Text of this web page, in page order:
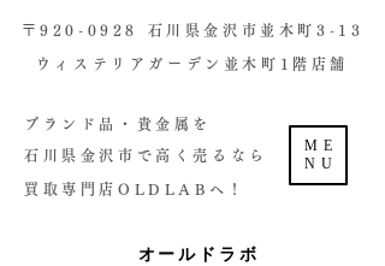
ME
NU
​〒920-0928 石川県金沢市並木町3-13
ウィステリアガーデン並木町1階店舗​
ブランド品・貴金属を
石川県金沢市で高く売るなら
買取専門店OLDLABへ！
オールドラボ